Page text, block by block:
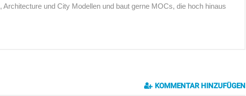
Architecture und City Modellen und baut gerne MOCs, die hoch hinaus
KOMMENTAR HINZUFÜGEN